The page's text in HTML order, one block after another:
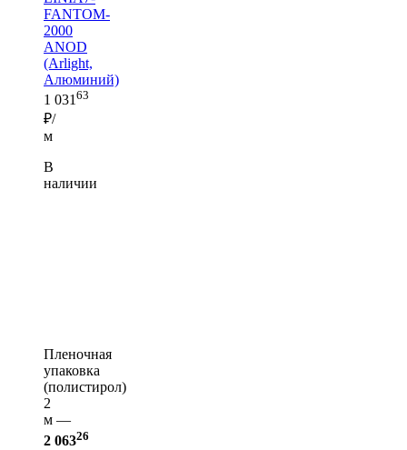
FANTOM-
2000
ANOD
(Arlight,
Алюминий)
1 031 63
₽/
м
В
наличии
Пленочная
упаковка
(полистирол)
2
м —
2 06326